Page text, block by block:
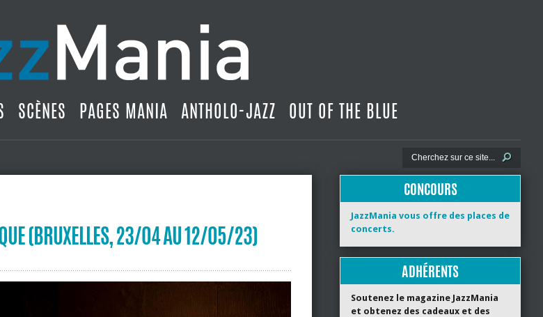
SCÈNES PAGES MANIA ANTHOLO-JAZZ OUT OF THE BLUE
(BRUXELLES, 23/04 AU 12/05/23)
CONCOURS
JazzMania vous offre des places de
concerts.
ADHÉRENTS
Soutenez le magazine JazzMania
et obtenez des cadeaux et des